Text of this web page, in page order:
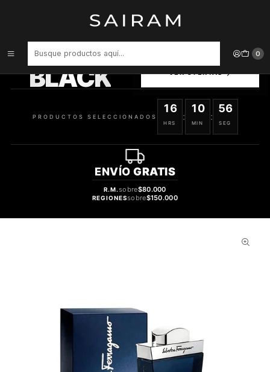
0
Perfume Subtil Salvatore Ferragamo Hombre Edt 100 ml
BLACK
SELECCIONADOS
PRODUCTOS SELECCIONADOS
16
HRS
:
10
MIN
:
55
SEG
ENVÍO GRATIS
R.M.sobre$80.000
REGIONESsobre$150.000